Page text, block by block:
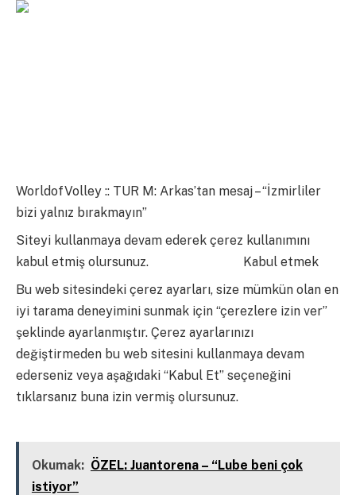
WorldofVolley :: TUR M: Arkas’tan mesaj – “İzmirliler
bizi yalnız bırakmayın”
Siteyi kullanmaya devam ederek çerez kullanımını
kabul etmiş olursunuz.
Kabul etmek
Bu web sitesindeki çerez ayarları, size mümkün olan en
iyi tarama deneyimini sunmak için “çerezlere izin ver”
şeklinde ayarlanmıştır. Çerez ayarlarınızı
değiştirmeden bu web sitesini kullanmaya devam
ederseniz veya aşağıdaki “Kabul Et” seçeneğini
tıklarsanız buna izin vermiş olursunuz.
Okumak: ÖZEL: Juantorena – “Lube beni çok
istiyor”